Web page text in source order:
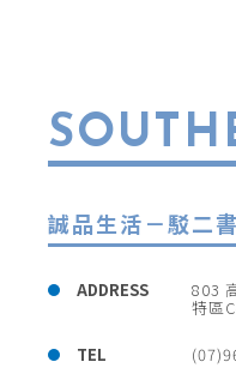
查看購物車
誠品生活－駁二
ADDRESS 803
特區
TEL